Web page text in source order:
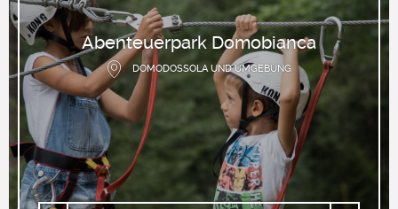
Abenteuerpark Domobianca
DOMODOSSOLA UND UMGEBUNG